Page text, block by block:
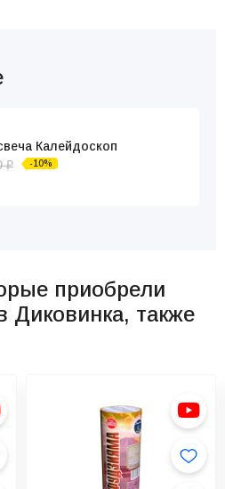
Калейдоскоп
₽ -10%
приобрели
Диковинка, также